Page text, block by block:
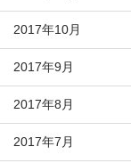
2017年10月
2017年9月
2017年8月
2017年7月